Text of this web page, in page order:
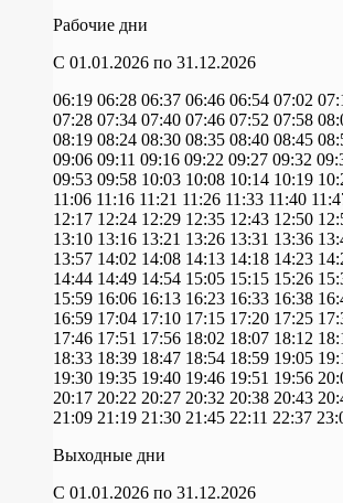
Рабочие дни
C 01.01.2026 по 31.12.2026
06:19 06:28 06:37 06:46 06:54 07:02
07:28 07:34 07:40 07:46 07:52 07:58
08:19 08:24 08:30 08:35 08:40 08:45
09:06 09:11 09:16 09:22 09:27 09:32
09:53 09:58 10:03 10:08 10:14 10:19
11:06 11:16 11:21 11:26 11:33 11:40
12:17 12:24 12:29 12:35 12:43 12:50
13:10 13:16 13:21 13:26 13:31 13:36
13:57 14:02 14:08 14:13 14:18 14:23
14:44 14:49 14:54 15:05 15:15 15:26
15:59 16:06 16:13 16:23 16:33 16:38
16:59 17:04 17:10 17:15 17:20 17:25
17:46 17:51 17:56 18:02 18:07 18:12
18:33 18:39 18:47 18:54 18:59 19:05
19:30 19:35 19:40 19:46 19:51 19:56
20:17 20:22 20:27 20:32 20:38 20:43
21:09 21:19 21:30 21:45 22:11 22:37
Выходные дни
C 01.01.2026 по 31.12.2026